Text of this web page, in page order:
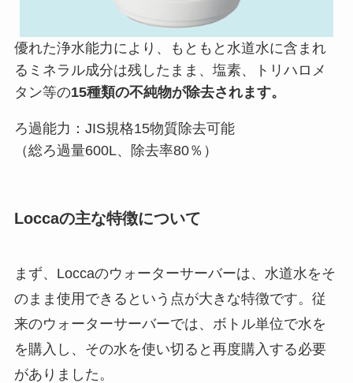
優れた浄水能力により、もともと水道水に含まれ
るミネラル成分は残したまま、塩素、トリハロメ
タン等の15種類の不純物が除去されます。
ろ過能力：JIS規格15物質除去可能
（総ろ過量600L、除去率80％）
Loccaの主な特徴について
まず、Loccaのウォーターサーバーは、水道水をそ
のまま使用できるという点が大きな特徴です。従
来のウォーターサーバーでは、ボトル単位で水を
を購入し、その水を使い切ると再度購入する必要
がありました。